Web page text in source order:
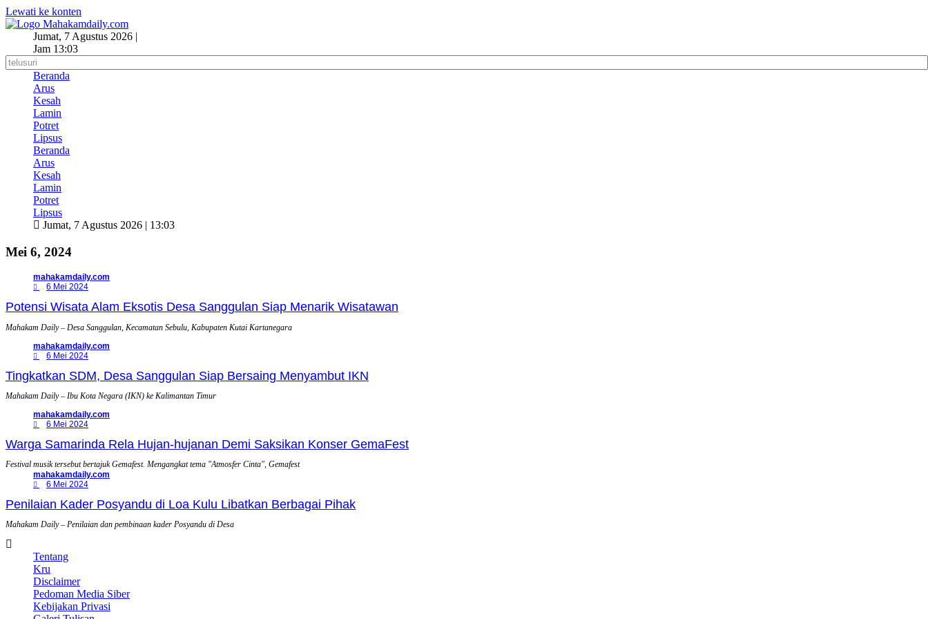
Lewati ke konten
Jumat, 7 Agustus 2026 |
Jam 13:03
Beranda
Arus
Kesah
Lamin
Potret
Lipsus
Beranda
Arus
Kesah
Lamin
Potret
Lipsus
Jumat, 7 Agustus 2026 | 13:03
Mei 6, 2024
mahakamdaily.com
6 Mei 2024
Potensi Wisata Alam Eksotis Desa Sanggulan Siap Menarik Wisatawan
Mahakam Daily – Desa Sanggulan, Kecamatan Sebulu, Kabupaten Kutai Kartanegara
mahakamdaily.com
6 Mei 2024
Tingkatkan SDM, Desa Sanggulan Siap Bersaing Menyambut IKN
Mahakam Daily – Ibu Kota Negara (IKN) ke Kalimantan Timur
mahakamdaily.com
6 Mei 2024
Warga Samarinda Rela Hujan-hujanan Demi Saksikan Konser GemaFest
Festival musik tersebut bertajuk Gemafest. Mengangkat tema "Atmosfer Cinta", Gemafest
mahakamdaily.com
6 Mei 2024
Penilaian Kader Posyandu di Loa Kulu Libatkan Berbagai Pihak
Mahakam Daily – Penilaian dan pembinaan kader Posyandu di Desa
Tentang
Kru
Disclaimer
Pedoman Media Siber
Kebijakan Privasi